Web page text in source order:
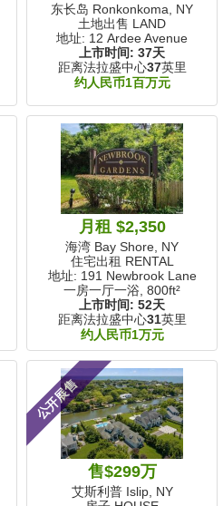
东长岛 Ronkonkoma, NY
土地出售 LAND
地址: 12 Ardee Avenue
上市时间: 37天
距离法拉盛中心37英里
约人民币1百万元
月租 $2,350
海湾 Bay Shore, NY
住宅出租 RENTAL
地址: 191 Newbrook Lane
一房一厅一浴, 800ft²
上市时间: 52天
距离法拉盛中心31英里
约人民币1万元
公开展售
售$299万
艾斯利普 Islip, NY